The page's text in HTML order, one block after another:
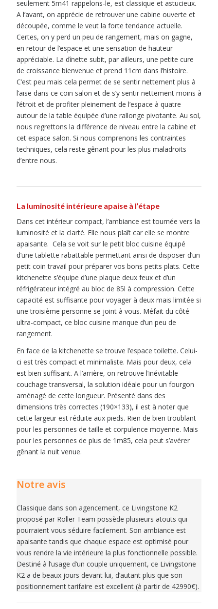
seulement 5m41 rappelons-le, est classique et astucieux.
A l’avant, on apprécie de retrouver une cabine ouverte et
découpée, comme le veut la forte tendance actuelle.
Certes, on y perd un peu de rangement, mais on gagne,
en retour de l’espace et une sensation de hauteur
appréciable. La dînette subit, par ailleurs, une petite cure
de croissance bienvenue et prend 11cm dans l’histoire.
C’est peu mais cela permet de se sentir nettement plus à
l’aise dans ce coin salon et de s’y sentir nettement moins à
l’étroit et de profiter pleinement de l’espace à quatre
autour de la table équipée d’une rallonge pivotante. Au sol,
nous regrettons la différence de niveau entre la cabine et
cet espace salon. Si nous comprenons les contraintes
techniques, cela reste gênant pour les plus maladroits
d’entre nous.
La luminosité intérieure apaise à l’étape
Dans cet intérieur compact, l’ambiance est tournée vers la
luminosité et la clarté. Elle nous plaît car elle se montre
apaisante. Cela se voit sur le petit bloc cuisine équipé
d’une tablette rabattable permettant ainsi de disposer d’un
petit coin travail pour préparer vos bons petits plats. Cette
kitchenette s’équipe d’une plaque deux feux et d’un
réfrigérateur intégré au bloc de 85l à compression. Cette
capacité est suffisante pour voyager à deux mais limitée si
une troisième personne se joint à vous. Méfait du côté
ultra-compact, ce bloc cuisine manque d’un peu de
rangement.
En face de la kitchenette se trouve l’espace toilette. Celui-
ci est très compact et minimaliste. Mais pour deux, cela
est bien suffisant. A l’arrière, on retrouve l’inévitable
couchage transversal, la solution idéale pour un fourgon
aménagé de cette longueur. Présenté dans des
dimensions très correctes (190×133), il est à noter que
cette largeur est réduite aux pieds. Rien de bien troublant
pour les personnes de taille et corpulence moyenne. Mais
pour les personnes de plus de 1m85, cela peut s’avérer
gênant la nuit venue.
Notre avis
Classique dans son agencement, ce Livingstone K2
proposé par Roller Team possède plusieurs atouts qui
pourraient vous séduire facilement. Son ambiance est
apaisante tandis que chaque espace est optimisé pour
vous rendre la vie intérieure la plus fonctionnelle possible.
Destiné à l’usage d’un couple uniquement, ce Livingstone
K2 a de beaux jours devant lui, d’autant plus que son
positionnement tarifaire est excellent (à partir de 42990€).